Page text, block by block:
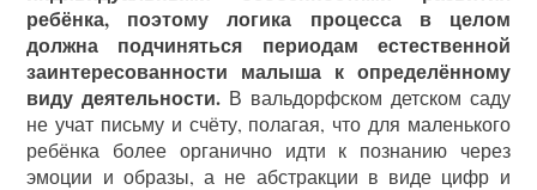
ребёнка, поэтому логика процесса в целом
должна подчиняться периодам естественной
заинтересованности малыша к определённому
виду деятельности. В вальдорфском детском саду
не учат письму и счёту, полагая, что для маленького
ребёнка более органично идти к познанию через
эмоции и образы, а не абстракции в виде цифр и